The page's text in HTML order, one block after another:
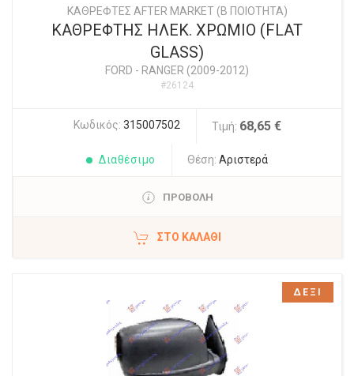
ΚΑΘΡΕΦΤΕΣ AFTER MARKET (Β ΠΟΙΟΤΗΤΑ)
ΚΑΘΡΕΦΤΗΣ ΗΛΕΚ. ΧΡΩΜΙΟ (FLAT
GLASS)
FORD - RANGER (2009-2012)
#26124
Κωδικός: 315007502 Τιμή: 68,65 €
Διαθέσιμο Θέση: Αριστερά
ΠΡΟΒΟΛΗ
ΣΤΟ ΚΑΛΆΘΙ
ΔΕΞΙ